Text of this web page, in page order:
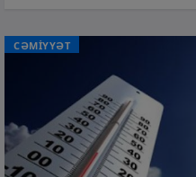
CƏMİYYƏT